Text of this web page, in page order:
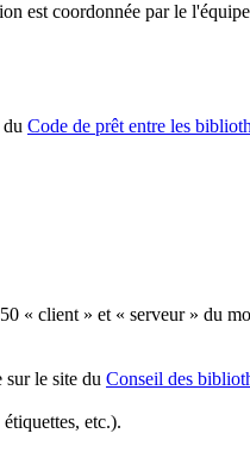
est coordonnée par le
Code de prêt entre les
« client » et « serveur » du
le site du Conseil des
etc.).